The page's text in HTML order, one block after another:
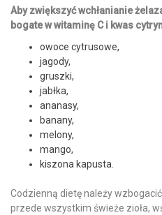
Aby zwiększyć wchłanianie
bogate w witaminę C i kwas
owoce cytrusowe,
jagody,
gruszki,
jabłka,
ananasy,
banany,
melony,
mango,
kiszona kapusta.
Codzienną dietę należy
przede wszystkim świeże zioła,